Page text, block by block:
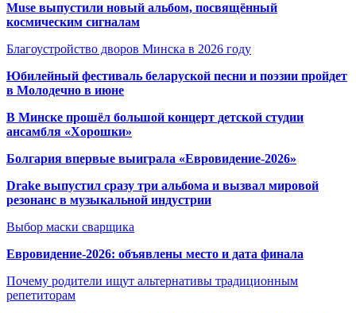
Muse выпустили новый альбом, посвящённый
космическим сигналам
Благоустройство дворов Минска в 2026 году
Юбилейный фестиваль беларуской песни и поэзии пройдет
в Молодечно в июне
В Минске прошёл большой концерт детской студии
ансамбля «Хорошки»
Болгария впервые выиграла «Евровидение-2026»
Drake выпустил сразу три альбома и вызвал мировой
резонанс в музыкальной индустрии
Выбор маски сварщика
Евровидение-2026: объявлены место и дата финала
Почему родители ищут альтернативы традиционным
репетиторам